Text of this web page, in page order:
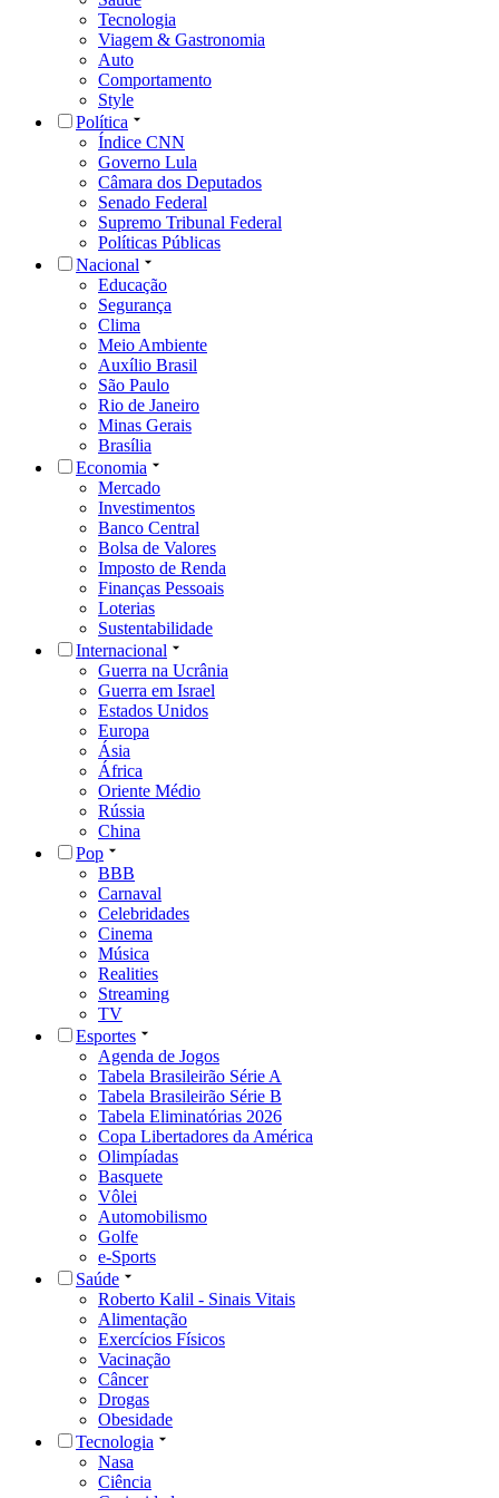
Tecnologia
Viagem & Gastronomia
Auto
Comportamento
Style
Política
Índice CNN
Governo Lula
Câmara dos Deputados
Senado Federal
Supremo Tribunal Federal
Políticas Públicas
Nacional
Educação
Segurança
Clima
Meio Ambiente
Auxílio Brasil
São Paulo
Rio de Janeiro
Minas Gerais
Brasília
Economia
Mercado
Investimentos
Banco Central
Bolsa de Valores
Imposto de Renda
Finanças Pessoais
Loterias
Sustentabilidade
Internacional
Guerra na Ucrânia
Guerra em Israel
Estados Unidos
Europa
Ásia
África
Oriente Médio
Rússia
China
Pop
BBB
Carnaval
Celebridades
Cinema
Música
Realities
Streaming
TV
Esportes
Agenda de Jogos
Tabela Brasileirão Série A
Tabela Brasileirão Série B
Tabela Eliminatórias 2026
Copa Libertadores da América
Olimpíadas
Basquete
Vôlei
Automobilismo
Golfe
e-Sports
Saúde
Roberto Kalil - Sinais Vitais
Alimentação
Exercícios Físicos
Vacinação
Câncer
Drogas
Obesidade
Tecnologia
Nasa
Ciência